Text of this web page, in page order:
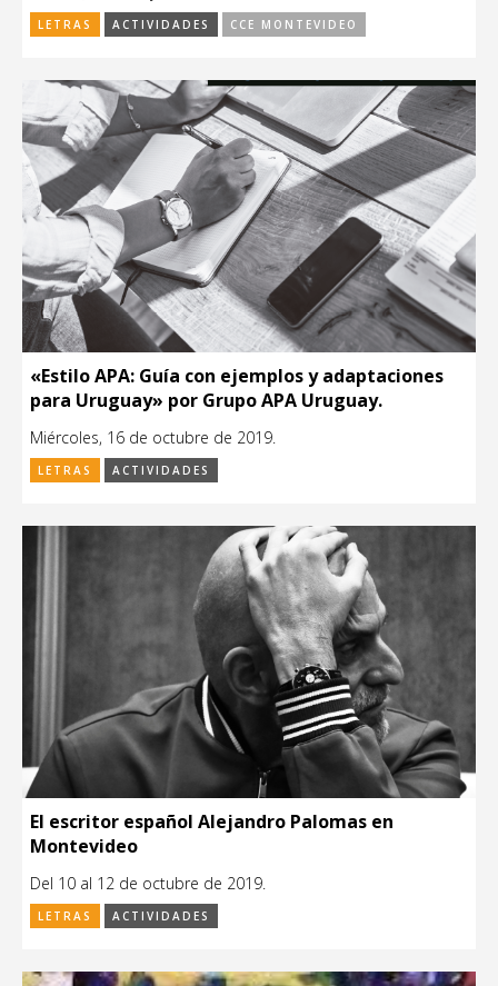
LETRAS ACTIVIDADES CCE MONTEVIDEO
«Estilo APA: Guía con ejemplos y adaptaciones
para Uruguay» por Grupo APA Uruguay.
Miércoles, 16 de octubre de 2019.
LETRAS ACTIVIDADES
El escritor español Alejandro Palomas en
Montevideo
Del 10 al 12 de octubre de 2019.
LETRAS ACTIVIDADES